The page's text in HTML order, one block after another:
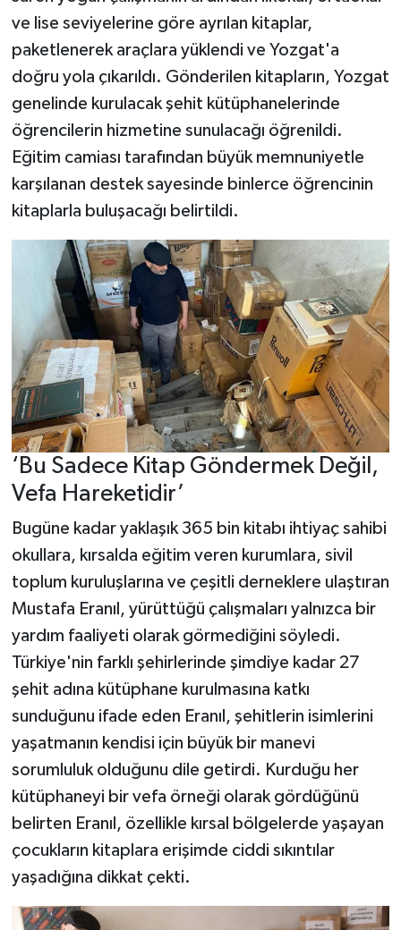
ve lise seviyelerine göre ayrılan kitaplar,
paketlenerek araçlara yüklendi ve Yozgat'a
doğru yola çıkarıldı. Gönderilen kitapların, Yozgat
genelinde kurulacak şehit kütüphanelerinde
öğrencilerin hizmetine sunulacağı öğrenildi.
Eğitim camiası tarafından büyük memnuniyetle
karşılanan destek sayesinde binlerce öğrencinin
kitaplarla buluşacağı belirtildi.
‘Bu Sadece Kitap Göndermek Değil,
Vefa Hareketidir’
Bugüne kadar yaklaşık 365 bin kitabı ihtiyaç sahibi
okullara, kırsalda eğitim veren kurumlara, sivil
toplum kuruluşlarına ve çeşitli derneklere ulaştıran
Mustafa Eranıl, yürüttüğü çalışmaları yalnızca bir
yardım faaliyeti olarak görmediğini söyledi.
Türkiye'nin farklı şehirlerinde şimdiye kadar 27
şehit adına kütüphane kurulmasına katkı
sunduğunu ifade eden Eranıl, şehitlerin isimlerini
yaşatmanın kendisi için büyük bir manevi
sorumluluk olduğunu dile getirdi. Kurduğu her
kütüphaneyi bir vefa örneği olarak gördüğünü
belirten Eranıl, özellikle kırsal bölgelerde yaşayan
çocukların kitaplara erişimde ciddi sıkıntılar
yaşadığına dikkat çekti.